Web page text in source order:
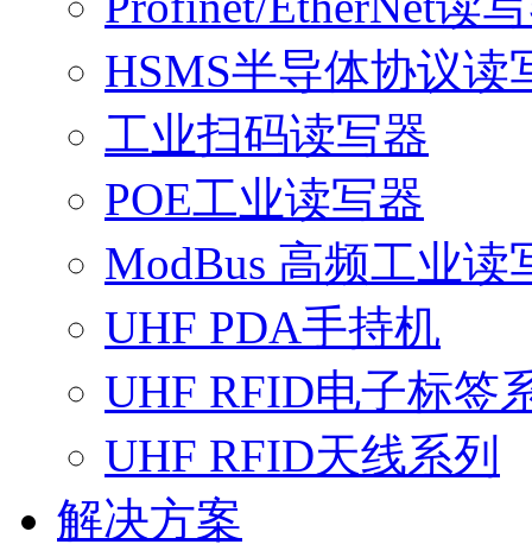
HSMS半导体协议读
工业扫码读写器
POE工业读写器
ModBus 高频工业读
UHF PDA手持机
UHF RFID电子标签
UHF RFID天线系列
解决方案